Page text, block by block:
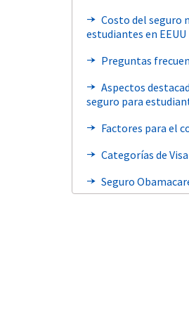
line_end_arrow_notch Costo del seguro
estudiantes en EEUU
line_end_arrow_notch Preguntas
line_end_arrow_notch Aspectos
seguro para
line_end_arrow_notch Factores para el
line_end_arrow_notch Categorías de Visa
line_end_arrow_notch Seguro